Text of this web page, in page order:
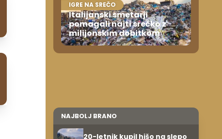
IGRE NA SREČO
Italijanski smetarji
pomagali najti srečko z
milijonskim dobitkom
NAJBOLJ BRANO
20-letnik kupil hišo na slepo